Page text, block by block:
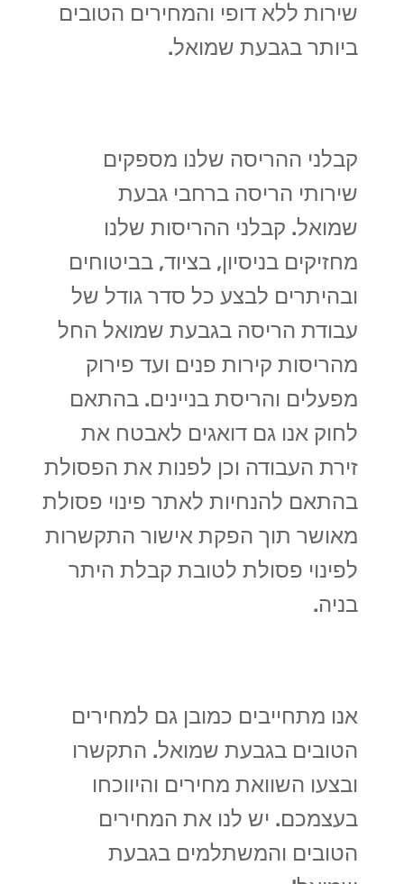
שירות ללא דופי והמחירים הטובים
ביותר בגבעת שמואל.
קבלני ההריסה שלנו מספקים
שירותי הריסה ברחבי גבעת
שמואל. קבלני ההריסות שלנו
מחזיקים בניסיון, בציוד, בביטוחים
ובהיתרים לבצע כל סדר גודל של
עבודת הריסה בגבעת שמואל החל
מהריסות קירות פנים ועד פירוק
מפעלים והריסת בניינים. בהתאם
לחוק אנו גם דואגים לאבטח את
זירת העבודה וכן לפנות את הפסולת
בהתאם להנחיות לאתר פינוי פסולת
מאושר תוך הפקת אישור התקשרות
לפינוי פסולת לטובת קבלת היתר
בניה.
אנו מתחייבים כמובן גם למחירים
הטובים בגבעת שמואל. התקשרו
ובצעו השוואת מחירים והיווכחו
בעצמכם. יש לנו את המחירים
הטובים והמשתלמים בגבעת